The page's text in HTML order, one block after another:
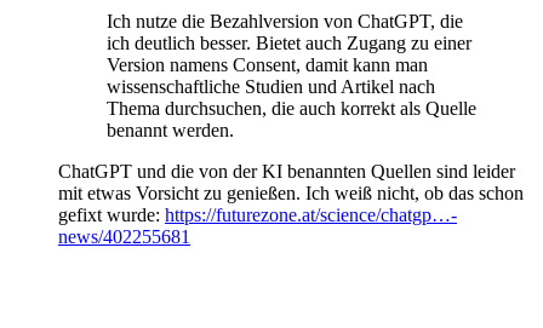
Ich nutze die Bezahlversion von ChatGPT, die
ich deutlich besser. Bietet auch Zugang zu einer
Version namens Consent, damit kann man
wissenschaftliche Studien und Artikel nach
Thema durchsuchen, die auch korrekt als Quelle
benannt werden.
ChatGPT und die von der KI benannten Quellen sind leider
mit etwas Vorsicht zu genießen. Ich weiß nicht, ob das schon
gefixt wurde: https://futurezone.at/science/chatgp…-
news/402255681